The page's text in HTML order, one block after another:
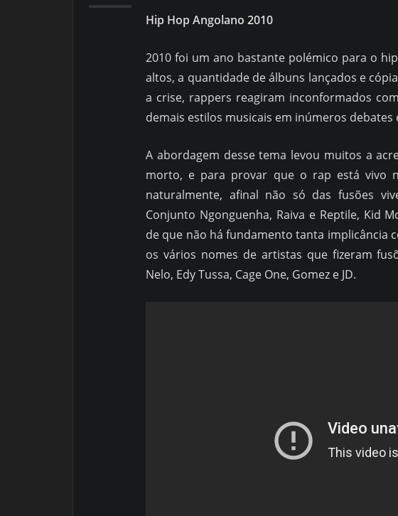
Hip Hop Angolano 2010
2010 foi um ano bastante polémico para o
altos, a quantidade de álbuns lançados e
a crise, rappers reagiram inconformados
demais estilos musicais em inúmeros debates
A abordagem desse tema levou muitos a
morto, e para provar que o rap está vivo
naturalmente, afinal não só das fusões
Conjunto Ngonguenha, Raiva e Reptile, Kid
de que não há fundamento tanta implicância
os vários nomes de artistas que fizeram
Nelo, Edy Tussa, Cage One, Gomez e JD.